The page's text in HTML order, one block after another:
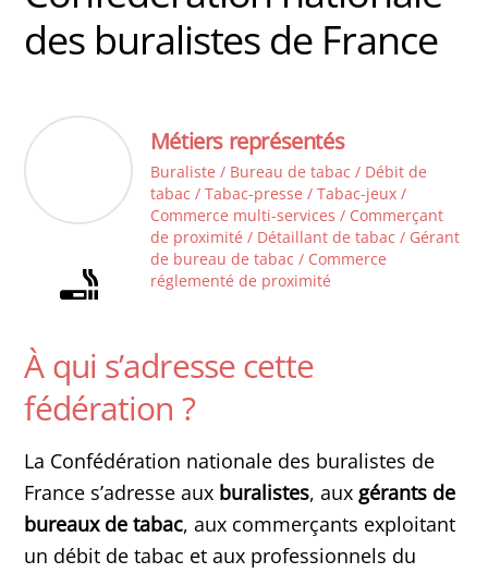
des buralistes de France
Métiers représentés
Buraliste / Bureau de tabac / Débit de
tabac / Tabac-presse / Tabac-jeux /
Commerce multi-services / Commerçant
de proximité / Détaillant de tabac / Gérant
de bureau de tabac / Commerce
réglementé de proximité
À qui s’adresse cette
fédération ?
La Confédération nationale des buralistes de
France s’adresse aux buralistes, auxgérants de
bureaux de tabac, aux commerçants exploitant
un débit de tabac et aux professionnels du